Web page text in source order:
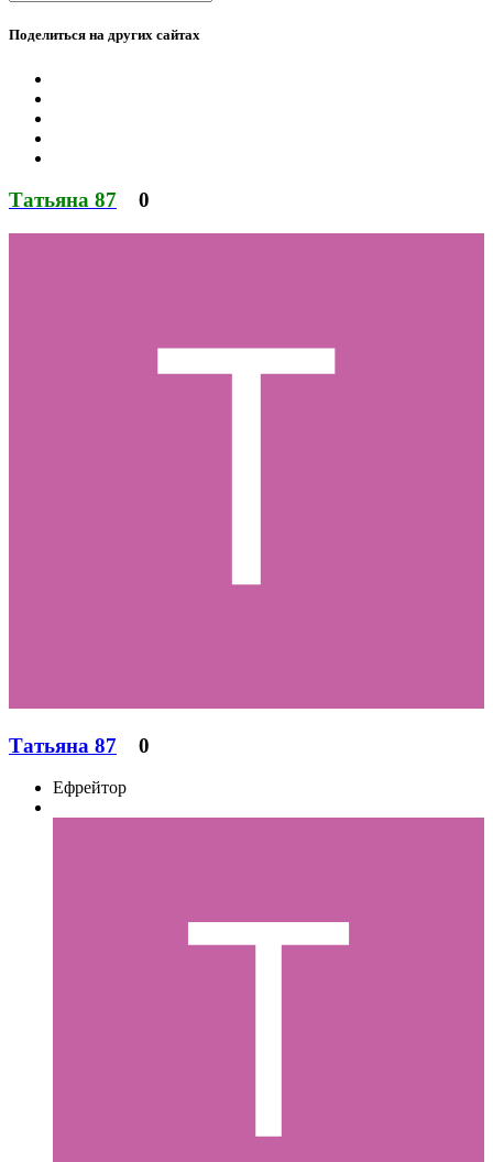
Поделиться на других сайтах
Татьяна 87 0
Татьяна 87 0
Ефрейтор